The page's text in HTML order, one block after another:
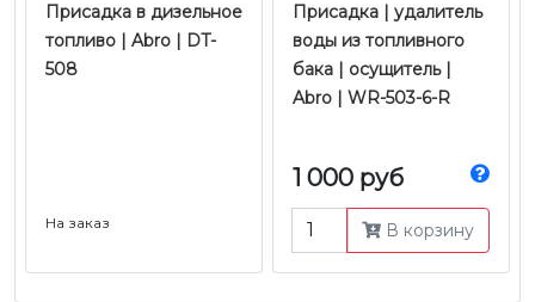
Присадка в дизельное
топливо | Abro | DT-
508
На заказ
Присадка | удалитель
воды из топливного
бака | осущитель |
Abro | WR-503-6-R
1 000 руб
В корзину